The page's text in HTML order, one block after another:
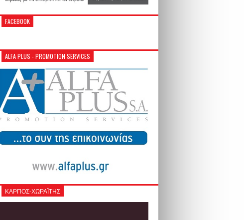
FACEBOOK
ALFA PLUS - PROMOTION SERVICES
ΚΑΡΠΟΣ-ΧΩΡΑΪΤΗΣ